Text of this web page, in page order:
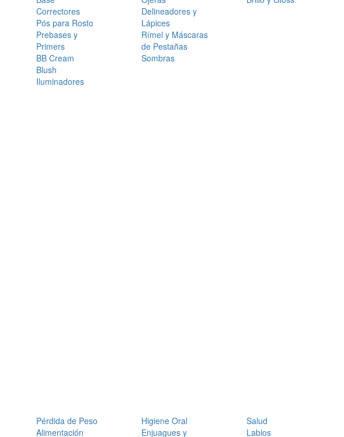
Correctores
Pós para Rosto
Prebases y
Primers
BB Cream
Blush
Iluminadores
Delineadores y
Lápices
Rímel y Máscaras
de Pestañas
Sombras
Pérdida de Peso
Alimentación
Higiene Oral
Enjuagues y
Salud
Labios